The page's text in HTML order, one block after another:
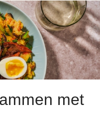
met